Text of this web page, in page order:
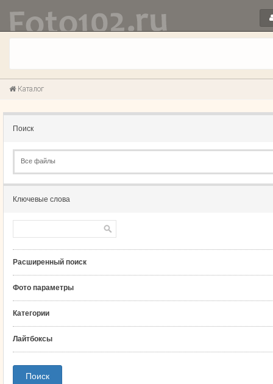
Каталог
Поиск
Все файлы
Ключевые слова
Расширенный поиск
Фото параметры
Категории
Лайтбоксы